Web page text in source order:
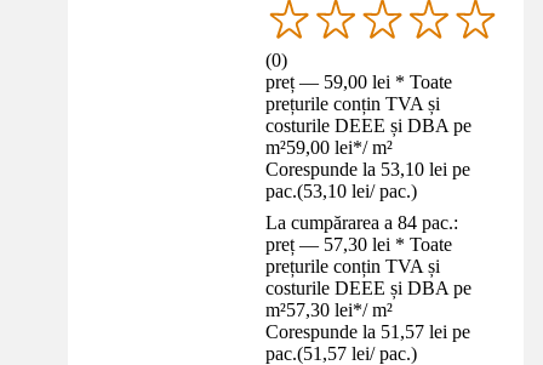
(0)
preț — 59,00 lei * Toate
prețurile conțin TVA și
costurile DEEE și DBA pe
m²59,00 lei*/ m²
Corespunde la 53,10 lei pe
pac.(53,10 lei/ pac.)
La cumpărarea a 84 pac.:
preț — 57,30 lei * Toate
prețurile conțin TVA și
costurile DEEE și DBA pe
m²57,30 lei*/ m²
Corespunde la 51,57 lei pe
pac.(51,57 lei/ pac.)